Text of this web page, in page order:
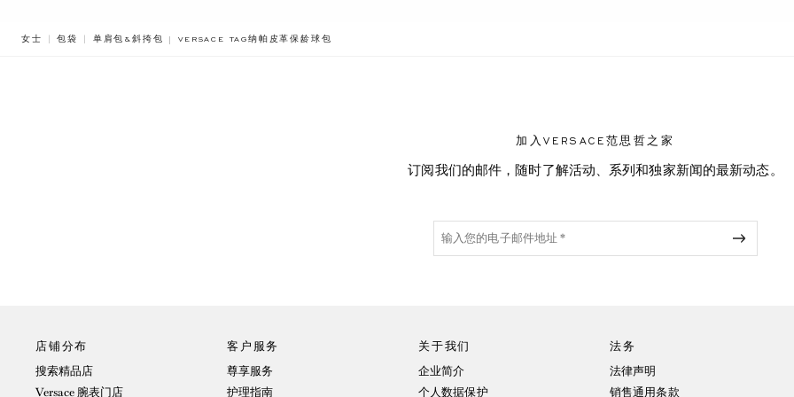
女士 包袋 单肩包&斜挎包 BREADCRUMB.ADA.LABEL.CURRENT
VERSACE TAG纳帕皮革保龄球包
加入VERSACE范思哲之家
订阅我们的邮件，随时了解活动、系列和独家新闻的最新动态。
店铺分布
搜索精品店
Versace 腕表门店
客户服务
尊享服务
护理指南
关于我们
企业简介
个人数据保护
法务
法律声明
销售通用条款